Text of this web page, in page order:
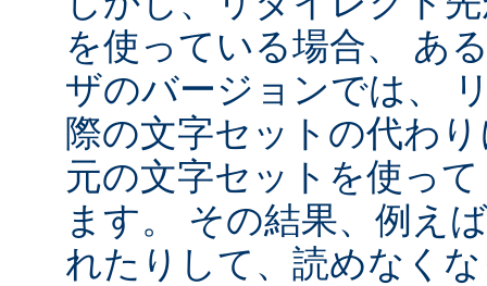
を使っている場合、 あ
ザのバージョンでは、
際の文字セットの代わ
元の文字セットを使っ
ます。 その結果、例え
れたりして、読めなく